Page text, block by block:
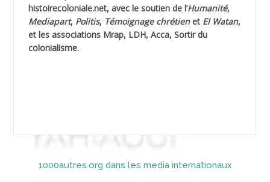
AIBLIED Ahmed
AICI (ou AISSI) Laïd
histoirecoloniale.net, avec le soutien de l’Humanité,
Mediapart, Politis, Témoignage chrétienet El Watan,
et les associations Mrap, LDH, Acca, Sortir du
colonialisme.
1000autres.org dans les media internationaux